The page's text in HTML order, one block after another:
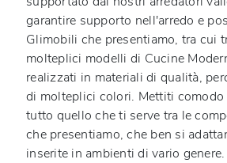
garantire supporto nell'arredo e
Glimobili che presentiamo, tra cui
molteplici modelli di Cucine
realizzati in materiali di qualità,
di molteplici colori. Mettiti
tutto quello che ti serve tra le
che presentiamo, che ben si
inserite in ambienti di vario genere.